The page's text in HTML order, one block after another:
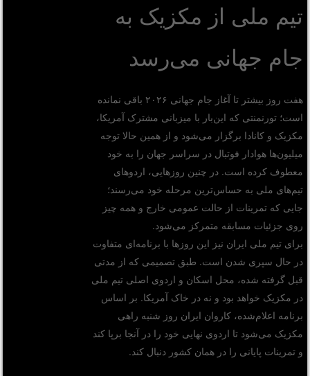
تیم ملی از مکزیک به
جام جهانی می‌رسد
هفت روز بیشتر تا آغاز جام جهانی ۲۰۲۶ باقی نمانده
است؛ تورنمنتی که این‌بار با میزبانی مشترک آمریکا،
مکزیک و کانادا برگزار می‌شود و از همین حالا توجه
میلیون‌ها هوادار فوتبال در سراسر جهان را به خود
معطوف کرده است. در چنین روزهایی، اردوهای
تیم‌های ملی به حساس‌ترین مرحله خود می‌رسند؛
جایی که تمرینات از حالت عمومی خارج و همه چیز
روی جزئیات مسابقه متمرکز می‌شود.
برای تیم ملی ایران نیز این روزها با برنامه‌ای متفاوت
در حال سپری شدن است. طبق تصمیمی که از مدتی
قبل گرفته شده، محل اسکان و اردوی اصلی تیم ملی
در مکزیک خواهد بود و نه در خاک آمریکا. بر اساس
برنامه اعلام‌شده، کاروان ایران روز شنبه راهی
مکزیک می‌شود تا اردوی نهایی خود را در آنجا برپا کند
و تمرینات پایانی را در همان کشور دنبال کند.